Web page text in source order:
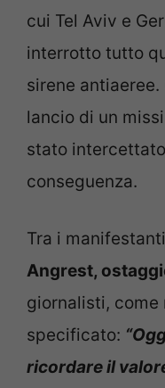
cui Tel Aviv e
interrotto tutto
sirene
lancio di un
stato
conseguenza.
Tra i
Angrest,
giornalisti, come
specificato:
ricordare il